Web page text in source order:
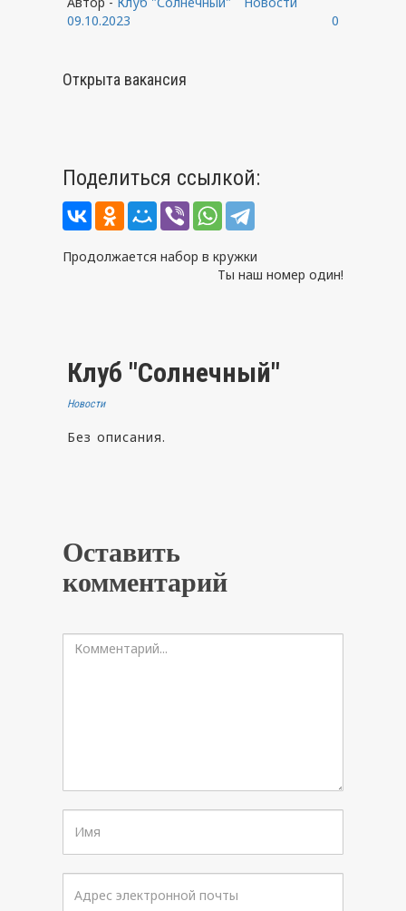
09.10.2023
0
Открыта вакансия
Поделиться ссылкой:
Навигация
Продолжается набор в кружки
Ты наш номер один!
Клуб "Солнечный"
Новости
Без описания.
Оставить
комментарий